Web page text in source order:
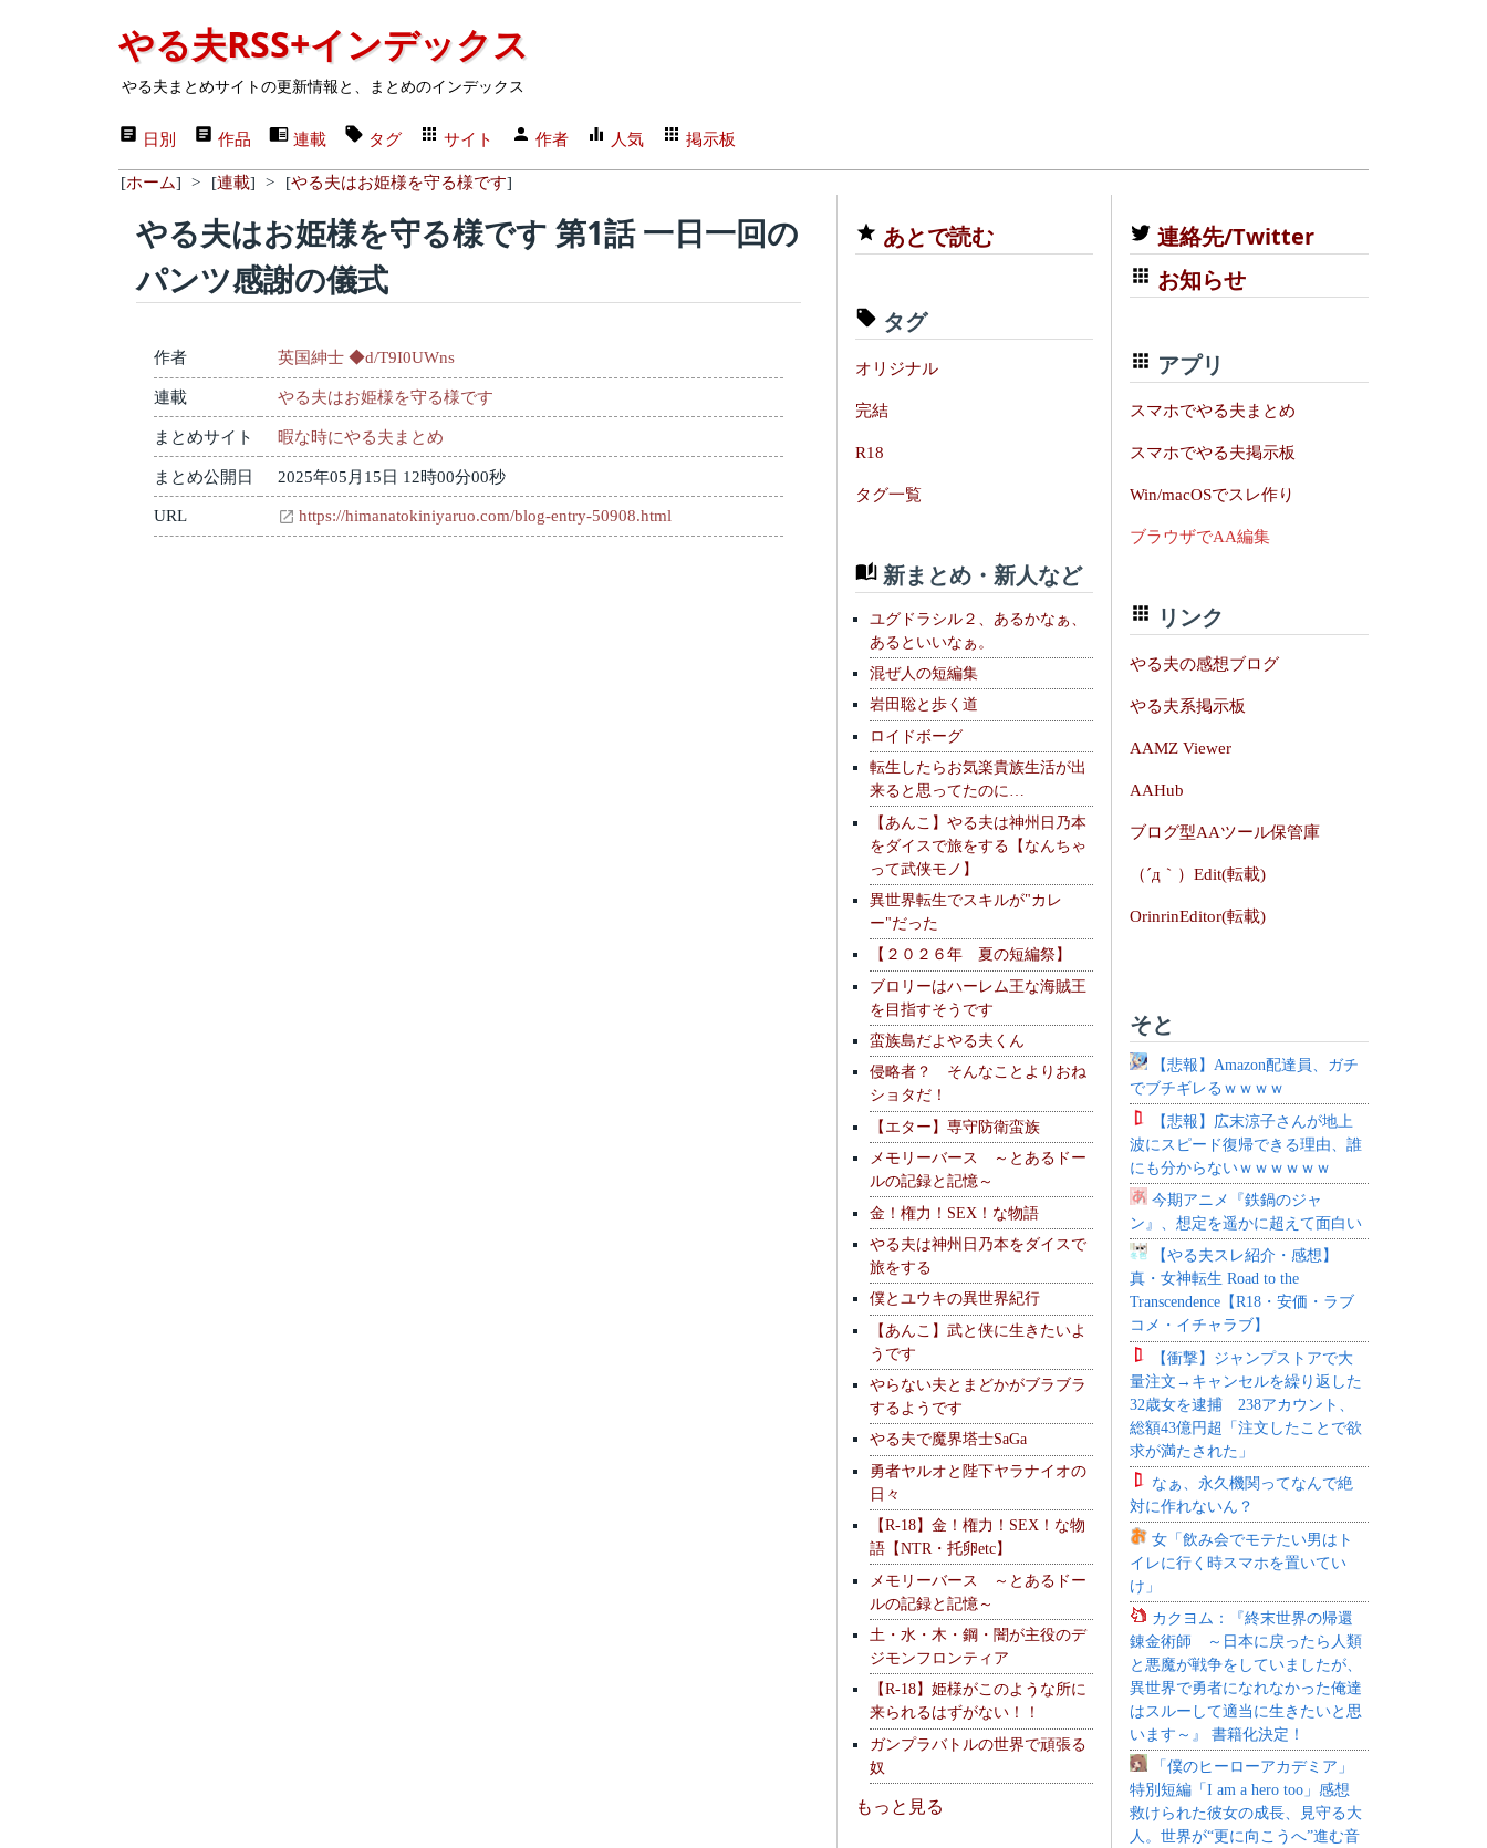
やる夫RSS+インデックス
やる夫まとめサイトの更新情報と、まとめのインデックス
日別 作品 連載 タグ サイト 作者 人気 掲示板
[ホーム] > [連載] > [やる夫はお姫様を守る様です]
やる夫はお姫様を守る様です 第1話 一日一回の
パンツ感謝の儀式
作者 英国紳士 ◆d/T9I0UWns
連載 やる夫はお姫様を守る様です
まとめサイト 暇な時にやる夫まとめ
まとめ公開日 2025年05月15日 12時00分00秒
URL https://himanatokiniyaruo.com/blog-entry-50908.html
あとで読む
タグ
オリジナル
完結
R18
タグ一覧
新まとめ・新人など
ユグドラシル２、あるかなぁ、
あるといいなぁ。
混ぜ人の短編集
岩田聡と歩く道
ロイドボーグ
転生したらお気楽貴族生活が出
来ると思ってたのに…
【あんこ】やる夫は神州日乃本
をダイスで旅をする【なんちゃ
って武侠モノ】
異世界転生でスキルが"カレ
ー"だった
【２０２６年 夏の短編祭】
ブロリーはハーレム王な海賊王
を目指すそうです
蛮族島だよやる夫くん
侵略者？ そんなことよりおね
ショタだ！
【エター】専守防衛蛮族
メモリーバース ～とあるドー
ルの記録と記憶～
金！権力！SEX！な物語
やる夫は神州日乃本をダイスで
旅をする
僕とユウキの異世界紀行
【あんこ】武と侠に生きたいよ
うです
やらない夫とまどかがブラブラ
するようです
やる夫で魔界塔士SaGa
勇者ヤルオと陛下ヤラナイオの
日々
【R-18】金！権力！SEX！な物
語【NTR・托卵etc】
メモリーバース ～とあるドー
ルの記録と記憶～
土・水・木・鋼・闇が主役のデ
ジモンフロンティア
【R-18】姫様がこのような所に
来られるはずがない！！
ガンプラバトルの世界で頑張る
奴
もっと見る
連絡先/Twitter
お知らせ
アプリ
スマホでやる夫まとめ
スマホでやる夫掲示板
Win/macOSでスレ作り
ブラウザでAA編集
リンク
やる夫の感想ブログ
やる夫系掲示板
AAMZ Viewer
AAHub
ブログ型AAツール保管庫
（´д｀）Edit(転載)
OrinrinEditor(転載)
そと
【悲報】Amazon配達員、ガチ
でブチギレるｗｗｗｗ
【悲報】広末涼子さんが地上
波にスピード復帰できる理由、誰
にも分からないｗｗｗｗｗｗ
今期アニメ『鉄鍋のジャ
ン』、想定を遥かに超えて面白い
【やる夫スレ紹介・感想】
真・女神転生 Road to the
Transcendence【R18・安価・ラブ
コメ・イチャラブ】
【衝撃】ジャンプストアで大
量注文→キャンセルを繰り返した
32歳女を逮捕 238アカウント、
総額43億円超「注文したことで欲
求が満たされた」
なぁ、永久機関ってなんで絶
対に作れないん？
女「飲み会でモテたい男はト
イレに行く時スマホを置いてい
け」
カクヨム：『終末世界の帰還
錬金術師 ～日本に戻ったら人類
と悪魔が戦争をしていましたが、
異世界で勇者になれなかった俺達
はスルーして適当に生きたいと思
います～』 書籍化決定！
「僕のヒーローアカデミア」
特別短編「I am a hero too」感想
救けられた彼女の成長、見守る大
人。世界が“更に向こうへ”進む音